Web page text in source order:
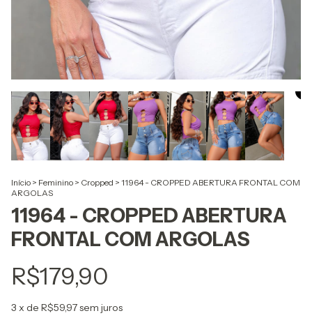
Início > Feminino > Cropped > 11964 - CROPPED ABERTURA FRONTAL COM
ARGOLAS
11964 - CROPPED ABERTURA
FRONTAL COM ARGOLAS
R$179,90
3 x de R$59,97sem juros